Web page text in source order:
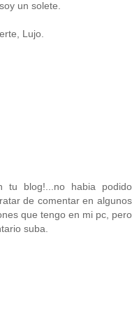
un solete.
Lujo.
tu blog!...no habia podido
de comentar en algunos
que tengo en mi pc, pero
suba.